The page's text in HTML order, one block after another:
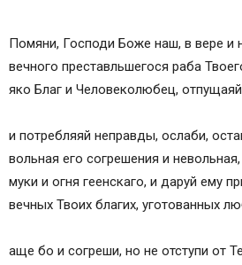
Помяни, Господи Боже наш, в вере и
вечного преставльшегося раба
яко Благ и Человеколюбец, отпущаяй
и потребляяй неправды, ослаби,
вольная его согрешения и
муки и огня геенскаго, и даруй ему
вечных Твоих благих, уготованных
аще бо и согреши, но не отступи от